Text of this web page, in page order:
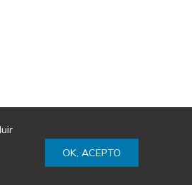
OK, ACEPTO